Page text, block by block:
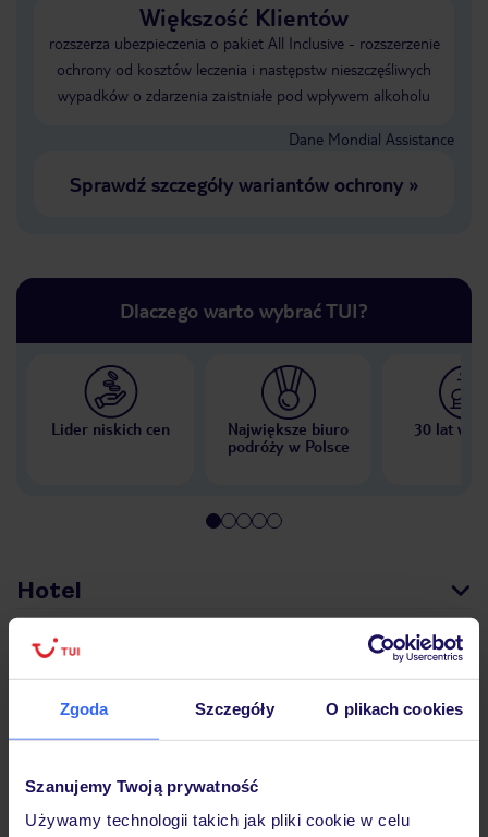
Zgoda Szczegóły O plikach cookies
Szanujemy Twoją prywatność
Używamy technologii takich jak pliki cookie w celu
Większość Klientów
rozszerza ubezpieczenia o pakiet All Inclusive - rozszerzenie
ochrony od kosztów leczenia i następstw nieszczęśliwych
wypadków o zdarzenia zaistniałe pod wpływem alkoholu
Dane Mondial Assistance
Sprawdź szczegóły wariantów ochrony»
Dlaczego warto wybrać TUI?
Lider niskich cen
Największe biuro
podróży w Polsce
30 lat w
Hotel